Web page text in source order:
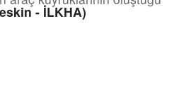
- İLKHA)